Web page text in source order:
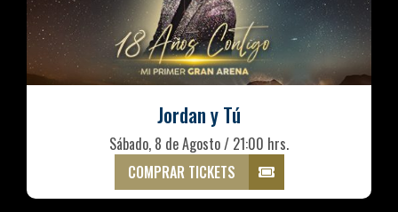
Jordan y Tú
Sábado, 8 de Agosto / 21:00 hrs.
COMPRAR TICKETS